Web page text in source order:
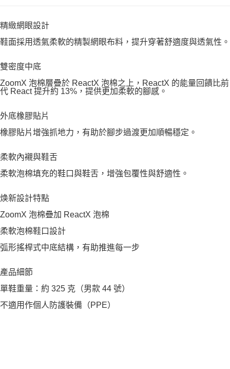
精緻網眼設計
鞋面採用透氣柔軟的精製網眼布料，提升穿著舒適度與透氣性。
雙密度中底
ZoomX 泡棉層疊於 ReactX 泡棉之上，ReactX 的能量回饋比前
代 React 提升約 13%，提供更加柔軟的腳感。
外底橡膠貼片
橡膠貼片增強抓地力，有助於腳步過渡更加順暢穩定。
柔軟內襯與鞋舌
柔軟泡棉填充的鞋口與鞋舌，增強包覆性與舒適性。
焕新設計特點
ZoomX 泡棉疊加 ReactX 泡棉
柔軟泡棉鞋口設計
弧形搖桿式中底結構，有助推進每一步
產品細節
單鞋重量：約 325 克（男款 44 號）
不適用作個人防護裝備（PPE）